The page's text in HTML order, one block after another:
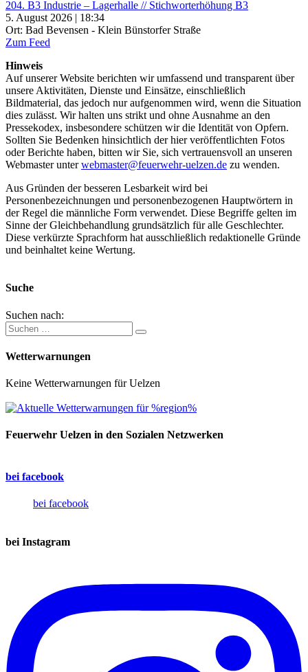
204. B3 Industrie – Lagerhalle // Stichworterhöhung B3
5. August 2026 | 18:34
Ort: Bad Bevensen - Klein Bünstorfer Straße
Zum Feed
Hinweis
Auf unserer Website berichten wir umfassend und transparent über
unsere Aktivitäten, Dienste und Einsätze, einschließlich
Bildmaterial, das jedoch nur aufgenommen wird, wenn die Situation
dies zulässt. Wir halten uns strikt und ohne Ausnahme an den
Pressekodex, insbesondere schützen wir die Identität von Opfern.
Sollten Sie Bedenken hinsichtlich der hier veröffentlichten Fotos
oder Berichte haben, bitten wir Sie, sich vertrauensvoll an unseren
Webmaster unterwebmaster@feuerwehr-uelzen.de zu wenden.
Aus Gründen der besseren Lesbarkeit wird bei
Personenbezeichnungen und personenbezogenen Hauptwörtern in
der Regel die männliche Form verwendet. Diese Begriffe gelten im
Sinne der Gleichbehandlung grundsätzlich für alle Geschlechter.
Diese verkürzte Sprachform hat ausschließlich redaktionelle Gründe
und beinhaltet keine Wertung.
Suche
Suchen nach:
Wetterwarnungen
Keine Wetterwarnungen für Uelzen
Feuerwehr Uelzen in den Sozialen Netzwerken
bei facebook
bei facebook
bei Instagram